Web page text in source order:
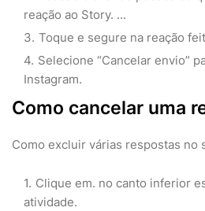
reação ao Story. ...
Toque e segure na reação
Selecione “Cancelar envio”
Instagram.
Como cancelar uma
Como excluir várias respostas no
Clique em. no canto inferior
atividade.